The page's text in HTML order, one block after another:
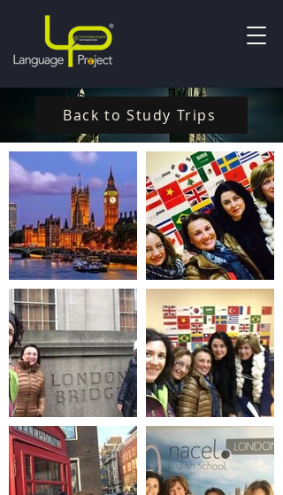
Back to Study Trips